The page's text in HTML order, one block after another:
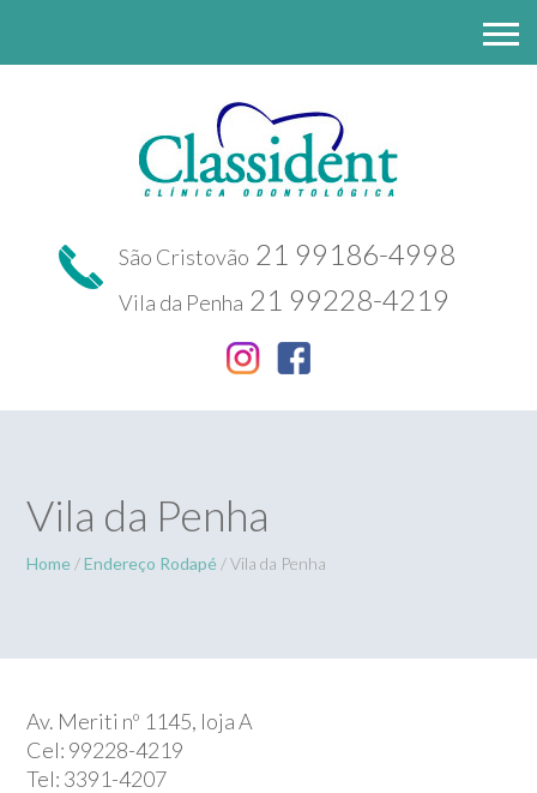
São Cristovão 21 99186-4998
Vila da Penha 21 99228-4219
Vila da Penha
Home /Endereço Rodapé / Vila da Penha
Av. Meriti nº 1145, loja A
Cel: 99228-4219
Tel: 3391-4207